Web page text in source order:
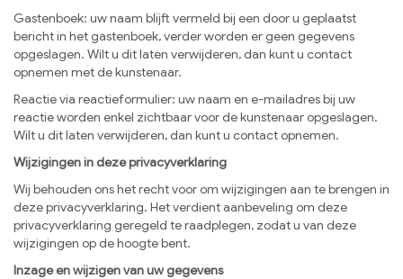
Gastenboek: uw naam blijft vermeld bij een door u geplaatst
bericht in het gastenboek, verder worden er geen gegevens
opgeslagen. Wilt u dit laten verwijderen, dan kunt u contact
opnemen met de kunstenaar.
Reactie via reactieformulier: uw naam en e-mailadres bij uw
reactie worden enkel zichtbaar voor de kunstenaar opgeslagen.
Wilt u dit laten verwijderen, dan kunt u contact opnemen.
Wijzigingen in deze privacyverklaring
Wij behouden ons het recht voor om wijzigingen aan te brengen in
deze privacyverklaring. Het verdient aanbeveling om deze
privacyverklaring geregeld te raadplegen, zodat u van deze
wijzigingen op de hoogte bent.
Inzage en wijzigen van uw gegevens